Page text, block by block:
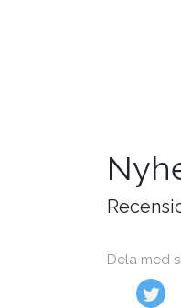
Dela med